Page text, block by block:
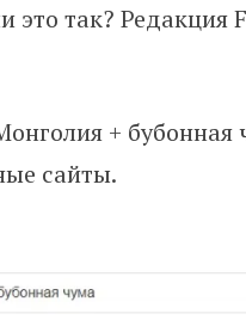
это так?
+ бубонная
сайты.